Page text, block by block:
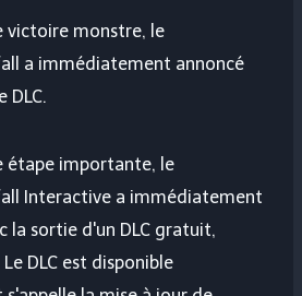
victoire monstre, le
a immédiatement annoncé
DLC.
étape importante, le
Interactive a immédiatement
la sortie d'un DLC gratuit,
DLC est disponible